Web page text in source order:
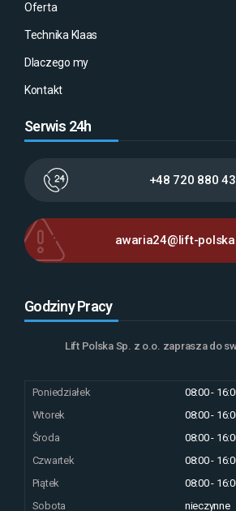
Oferta
Technika Klaas
Dlaczego my
Kontakt
Serwis 24h
+48 720 880
awaria24@lift-
Godziny Pracy
Lift Polska Sp. z o.o. zaprasza do
Poniedziałek
08:00 -
Wtorek
08:00 -
Środa
08:00 -
Czwartek
08:00 -
Piątek
08:00 -
Sobota
nieczynne